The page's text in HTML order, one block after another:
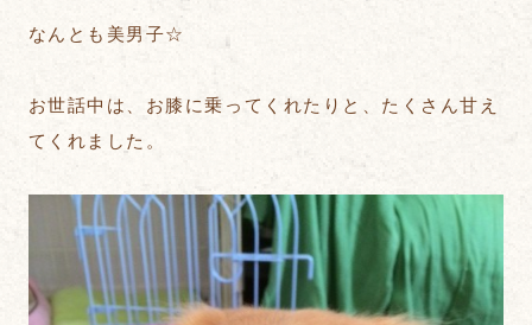
なんとも美男子☆
お世話中は、お膝に乗ってくれたりと、たくさん甘え
てくれました。